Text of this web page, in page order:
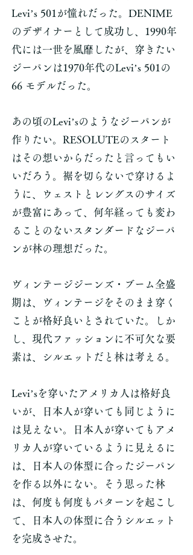
Levi’s 501が憧れだった。DENIME
のデザイナーとして成功し、1990年
代には一世を風靡したが、穿きたい
ジーパンは1970年代のLevi’s 501の
66 モデルだった。
あの頃のLevi’sのようなジーパンが
作りたい。RESOLUTEのスタート
はその想いからだったと言ってもい
いだろう。裾を切らないで穿けるよ
うに、ウェストとレングスのサイズ
が豊富にあって、何年経っても変わ
ることのないスタンダードなジーパ
ンが林の理想だった。
ヴィンテージジーンズ・ブーム全盛
期は、ヴィンテージをそのまま穿く
ことが格好良いとされていた。しか
し、現代ファッションに不可欠な要
素は、シルエットだと林は考える。
Levi’sを穿いたアメリカ人は格好良
いが、日本人が穿いても同じように
は見えない。日本人が穿いてもアメ
リカ人が穿いているように見えるに
は、日本人の体型に合ったジーパン
を作る以外にない。そう思った林
は、何度も何度もパターンを起こし
て、日本人の体型に合うシルエット
を完成させた。